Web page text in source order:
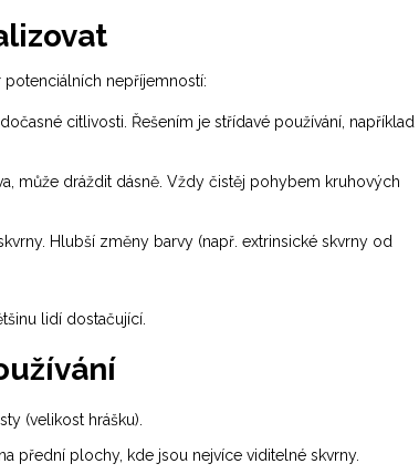
nepříjemností:
citlivosti. Řešením je střídavé používání, například
může dráždit dásně. Vždy čistěj pohybem kruhových
Hlubší změny barvy (např. extrinsické skvrny od
lidí dostačující.
(velikost hrášku).
přední plochy, kde jsou nejvíce viditelné skvrny.